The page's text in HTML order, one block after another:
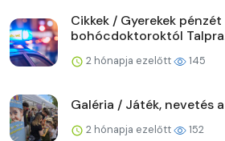
Cikkek / Gyerekek
bohócdoktoroktól
2 hónapja ezelőtt 145
Galéria / Játék, nevetés
2 hónapja ezelőtt 152